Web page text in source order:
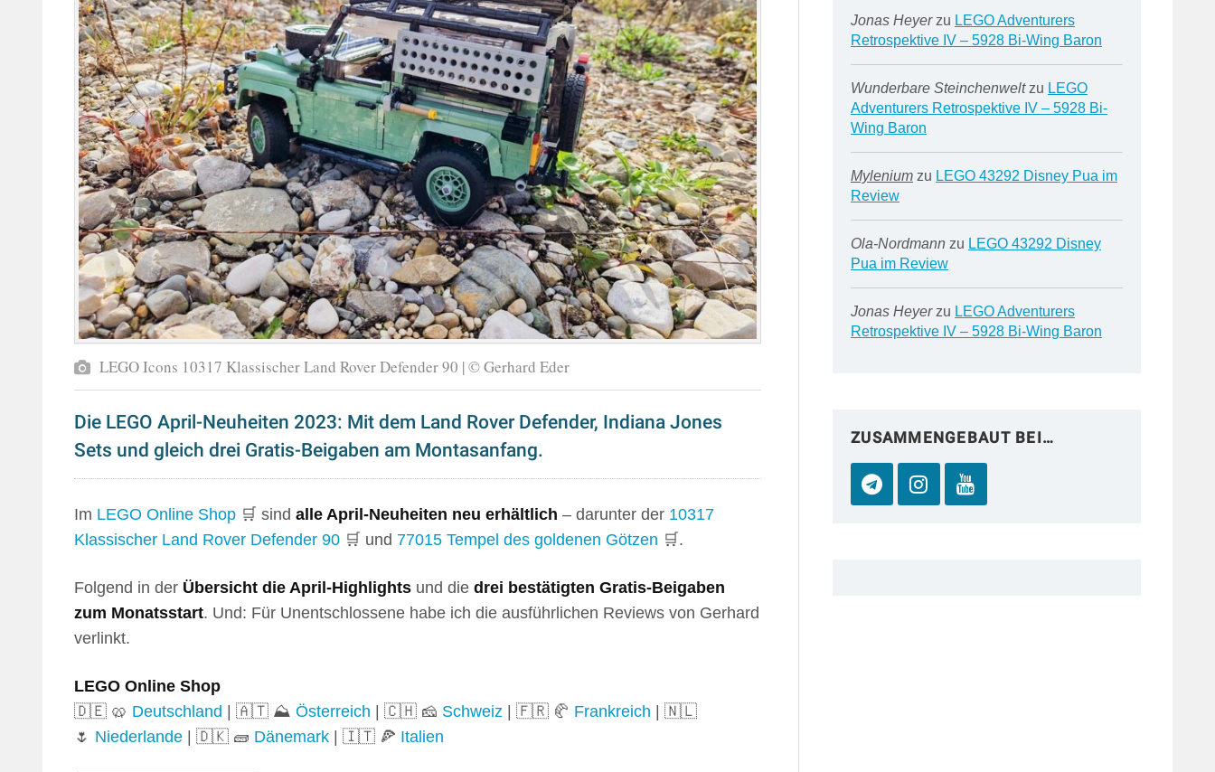
LEGO Icons 10317 Klassischer Land Rover Defender 90 | © Gerhard Eder
Die LEGO April-Neuheiten 2023: Mit dem Land Rover Defender, Indiana Jones
Sets und gleich drei Gratis-Beigaben am Montasanfang.
Im LEGO Online Shop 🛒 sind alle April-Neuheiten neu erhältlich – darunter der 10317
Klassischer Land Rover Defender 90 🛒 und 77015 Tempel des goldenen Götzen 🛒.
Folgend in der Übersicht die April-Highlights und die drei bestätigten Gratis-Beigaben
zum Monatsstart. Und: Für Unentschlossene habe ich die ausführlichen Reviews von Gerhard
verlinkt.
LEGO Online Shop
🇩🇪 🥨 Deutschland | 🇦🇹 ⛰️ Österreich | 🇨🇭 🧀 Schweiz | 🇫🇷 🥐 Frankreich | 🇳🇱
🌷 Niederlande | 🇩🇰 🧱 Dänemark | 🇮🇹 🍕 Italien
Jonas Heyerzu LEGO Adventurers
Retrospektive IV – 5928 Bi-Wing Baron
Wunderbare Steinchenweltzu LEGO
Adventurers Retrospektive IV – 5928 Bi-
Wing Baron
Myleniumzu LEGO 43292 Disney Pua im
Review
Ola-Nordmannzu LEGO 43292 Disney
Pua im Review
Jonas Heyerzu LEGO Adventurers
Retrospektive IV – 5928 Bi-Wing Baron
ZUSAMMENGEBAUT BEI…